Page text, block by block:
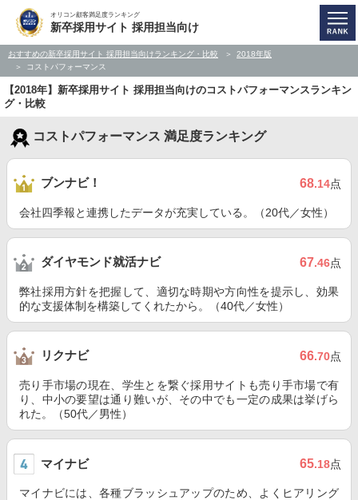
オリコン顧客満足度ランキング
新卒採用サイト 採用担当向け
おすすめの新卒採用サイト 採用担当向けランキング・比較
2018年版
コストパフォーマンス
【2018年】新卒採用サイト 採用担当向けのコストパフォーマンスランキン
グ・比較
コストパフォーマンス 満足度ランキング
ブンナビ！ 68.14点
会社四季報と連携したデータが充実している。（20代／女性）
ダイヤモンド就活ナビ 67.46点
弊社採用方針を把握して、適切な時期や方向性を提示し、効果
的な支援体制を構築してくれたから。（40代／女性）
リクナビ 66.70点
売り手市場の現在、学生とを繋ぐ採用サイトも売り手市場で有
り、中小の要望は通り難いが、その中でも一定の成果は挙げら
れた。（50代／男性）
マイナビ 65.18点
マイナビには、各種ブラッシュアップのため、よくヒアリング